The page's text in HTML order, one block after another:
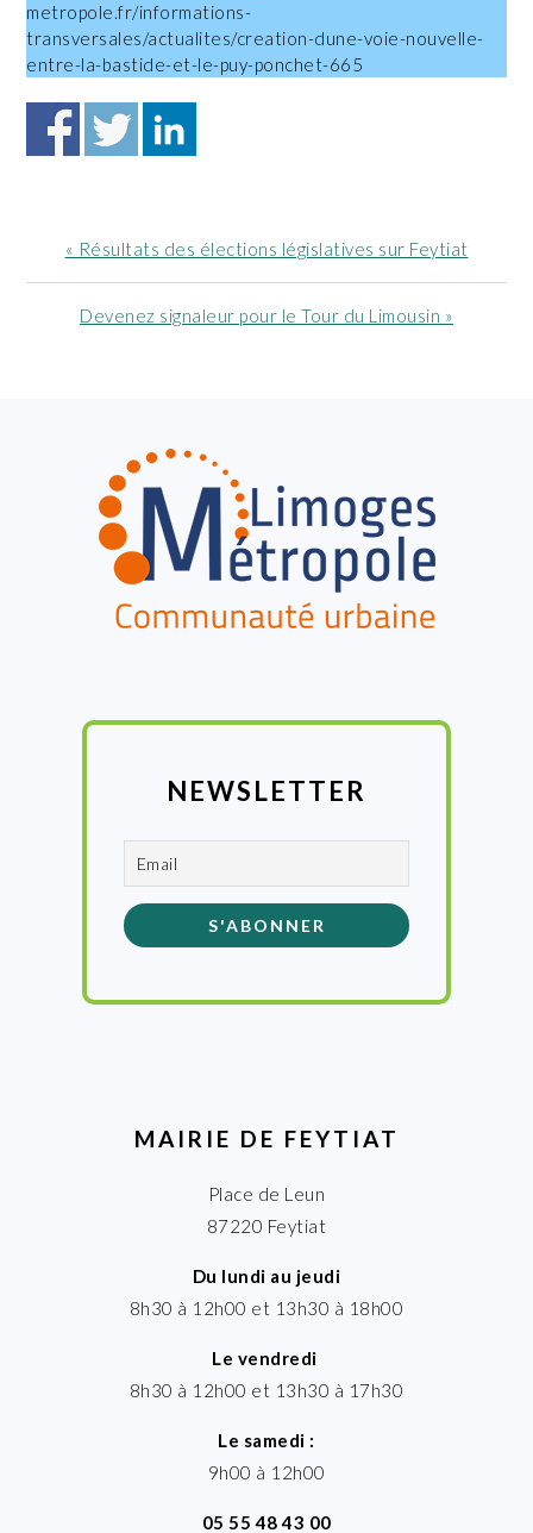
metropole.fr/informations-
transversales/actualites/creation-dune-voie-nouvelle-
entre-la-bastide-et-le-puy-ponchet-665
Article
précédent
« Résultats des élections législatives sur Feytiat
Article
Devenez signaleur pour le Tour du Limousin »
NEWSLETTER
MAIRIE DE FEYTIAT
Place de Leun
87220 Feytiat
Du lundi au jeudi
8h30 à 12h00 et 13h30 à 18h00
Le vendredi
8h30 à 12h00 et 13h30 à 17h30
Le samedi :
9h00 à 12h00
05 55 48 43 00